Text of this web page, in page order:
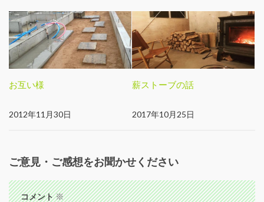
お互い様
2012年11月30日
薪ストーブの話
2017年10月25日
ご意見・ご感想をお聞かせください
コメント※